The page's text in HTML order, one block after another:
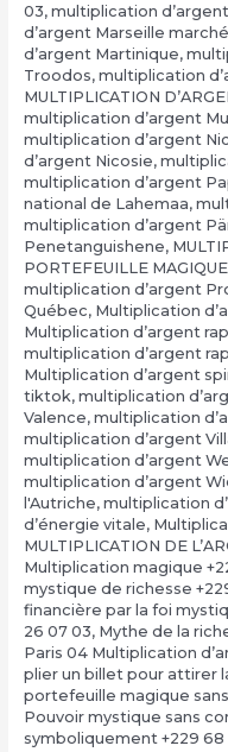
03, multiplication
d’argent Marseille
d’argent Martinique,
Troodos, multiplication
MULTIPLICATION
multiplication d’argent
multiplication d’argent
d’argent Nicosie,
multiplication d’argent
national de Lahemaa,
multiplication d’argent
Penetanguishene,
PORTEFEUILLE MAGIQUE
multiplication d’argent
Québec, Multiplication
Multiplication d’argent
multiplication d’argent
Multiplication d’argent
tiktok, multiplication
Valence, multiplication
multiplication d’argent
multiplication d’argent
multiplication d’argent
l'Autriche, multiplication
d’énergie vitale,
MULTIPLICATION DE
Multiplication magique
mystique de richesse
financière par la foi
26 07 03, Mythe de la
Paris 04 Multiplication
plier un billet pour attirer
portefeuille magique
Pouvoir mystique sans
symboliquement +229 68